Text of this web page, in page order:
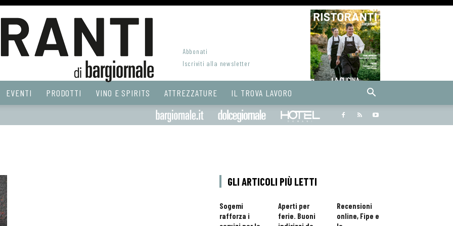
Abbonati
Iscriviti alla newsletter
EVENTI PRODOTTI VINO E SPIRITS ATTREZZATURE IL TROVA LAVORO
Bargiornale dolcegiornale
GLI ARTICOLI PIÙ LETTI
Sogemi
rafforza i
Aperti per
ferie. Buoni
Recensioni
online, Fipe e